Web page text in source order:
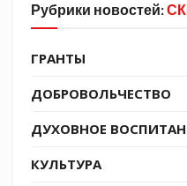
Рубрики новостей:
ГРАНТЫ
ДОБРОВОЛЬЧЕСТВО
ДУХОВНОЕ
КУЛЬТУРА